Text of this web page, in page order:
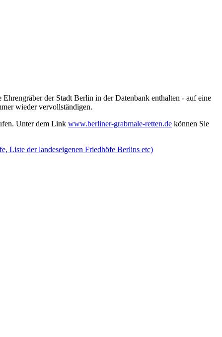
der Stadt Berlin in der Datenbank enthalten - auf eine
wieder vervollständigen.
Unter dem Link www.berliner-grabmale-retten.de können Sie
Liste der landeseigenen Friedhöfe Berlins etc)